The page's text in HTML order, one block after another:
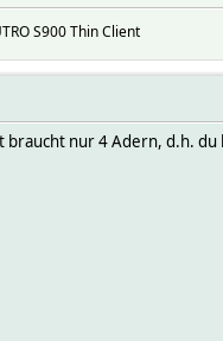
S900 Thin Client
braucht nur 4 Adern, d.h.